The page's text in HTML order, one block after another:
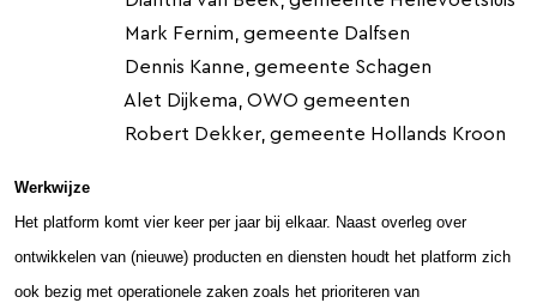
Mark Fernim, gemeente Dalfsen
Dennis Kanne, gemeente Schagen
Alet Dijkema, OWO gemeenten
Robert Dekker, gemeente Hollands Kroon
Werkwijze
Het platform komt vier keer per jaar bij elkaar. Naast overleg over
ontwikkelen van (nieuwe) producten en diensten houdt het platform zich
ook bezig met operationele zaken zoals het prioriteren van